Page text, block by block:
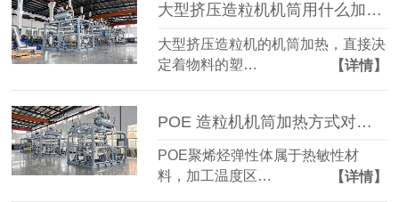
大型挤压造粒机机筒用什么加热？导热油电加热为何成主流
大型挤压造粒机的机筒加热，直接决
定着物料的塑…
【详情】
POE 造粒机机筒加热方式对比？
POE聚烯烃弹性体属于热敏性材
料，加工温度区…
【详情】